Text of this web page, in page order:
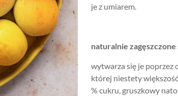
je z umiarem.
naturalnie
wytwarza się je
której niestety
% cukru, gruszkowy